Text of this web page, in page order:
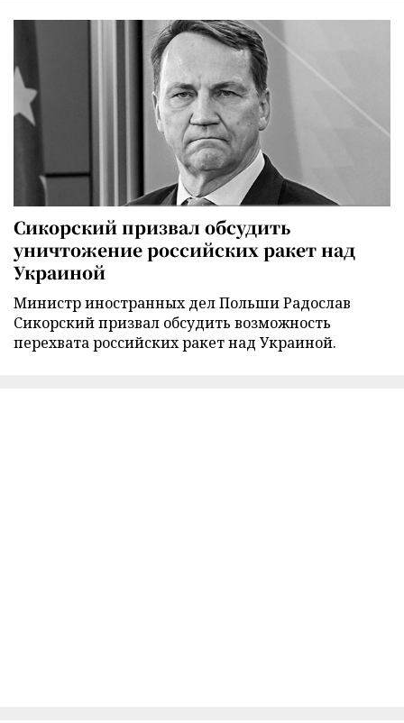
Сикорский призвал обсудить
уничтожение российских ракет над
Украиной
Министр иностранных дел Польши Радослав
Сикорский призвал обсудить возможность
перехвата российских ракет над Украиной.